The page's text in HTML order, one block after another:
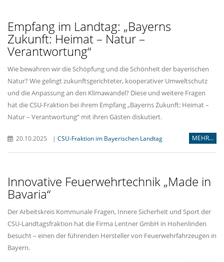
Empfang im Landtag: „Bayerns
Zukunft: Heimat – Natur –
Verantwortung“
Wie bewahren wir die Schöpfung und die Schönheit der bayerischen
Natur? Wie gelingt zukunftsgerichteter, kooperativer Umweltschutz
und die Anpassung an den Klimawandel? Diese und weitere Fragen
hat die CSU-Fraktion bei ihrem Empfang „Bayerns Zukunft: Heimat –
Natur – Verantwortung“ mit ihren Gästen diskutiert.
20.10.2025 | CSU-Fraktion im Bayerischen Landtag MEHR...
Innovative Feuerwehrtechnik „Made in
Bavaria“
Der Arbeitskreis Kommunale Fragen, Innere Sicherheit und Sport der
CSU-Landtagsfraktion hat die Firma Lentner GmbH in Hohenlinden
besucht – einen der führenden Hersteller von Feuerwehrfahrzeugen in
Bayern.